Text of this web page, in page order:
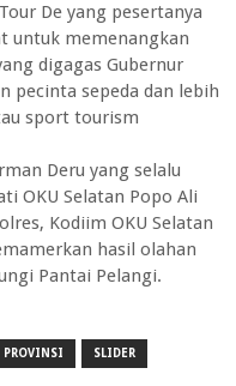
De yang pesertanya
untuk memenangkan
digagas Gubernur
pecinta sepeda dan lebih
sport tourism
Deru yang selalu
OKU Selatan Popo Ali
Kodiim OKU Selatan
hasil olahan
Pantai Pelangi.
PROVINSI SLIDER